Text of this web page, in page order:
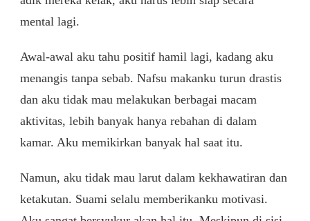
mental lagi.
Awal-awal aku tahu positif hamil lagi, kadang aku
menangis tanpa sebab. Nafsu makanku turun drastis
dan aku tidak mau melakukan berbagai macam
aktivitas, lebih banyak hanya rebahan di dalam
kamar. Aku memikirkan banyak hal saat itu.
Namun, aku tidak mau larut dalam kekhawatiran dan
ketakutan. Suami selalu memberikanku motivasi.